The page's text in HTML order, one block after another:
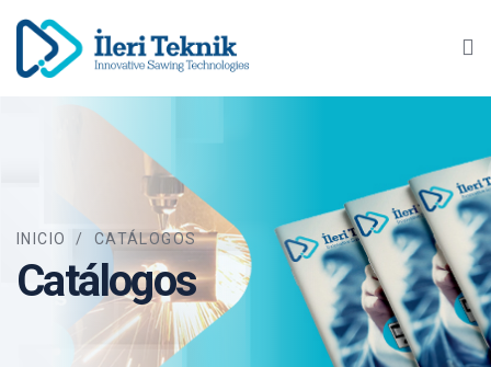
INICIO / CATÁLOGOS
Catálogos